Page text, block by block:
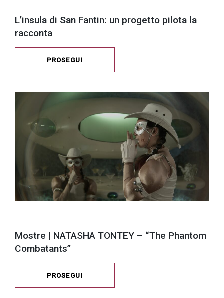
L’insula di San Fantin: un progetto pilota la
racconta
PROSEGUI
Mostre | NATASHA TONTEY – “The Phantom
Combatants”
PROSEGUI